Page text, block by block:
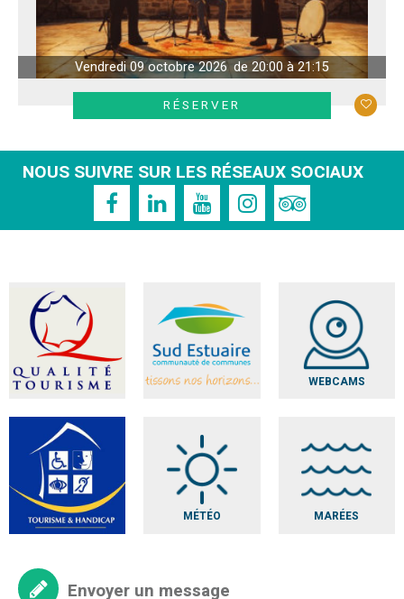
Vendredi 09 octobre 2026 de 20:00 à 21:15
RÉSERVER
NOUS SUIVRE SUR LES RÉSEAUX SOCIAUX
WEBCAMS
MÉTÉO MARÉES
Envoyer un message